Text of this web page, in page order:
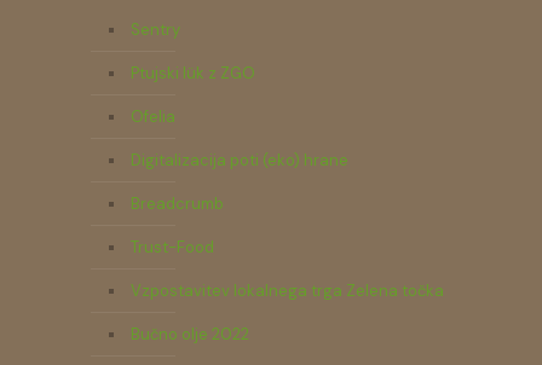
Sentry
Ptujski lük z ZGO
Ofelia
Digitalizacija poti (eko) hrane
Breadcrumb
Trust-Food
Vzpostavitev lokalnega trga Zelena točka
Bučno olje 2022